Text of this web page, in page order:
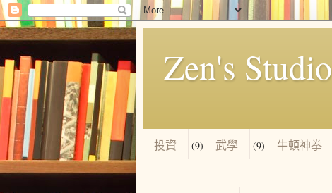
Zen's Studio
投資 (9) 武學 (9) 牛頓神拳